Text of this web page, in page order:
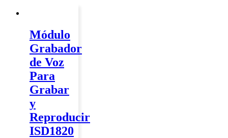
Módulo
Grabador
de Voz
Para
Grabar
y
Reproducir
ISD1820